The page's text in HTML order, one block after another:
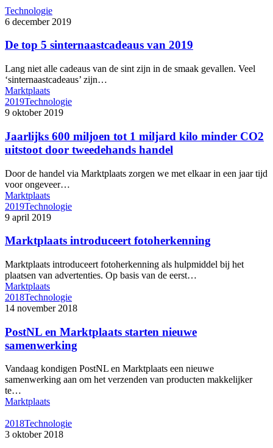
Technologie
6 december 2019
De top 5 sinternaastcadeaus van 2019
Lang niet alle cadeaus van de sint zijn in de smaak gevallen. Veel
‘sinternaastcadeaus’ zijn…
Marktplaats
2019Technologie
9 oktober 2019
Jaarlijks 600 miljoen tot 1 miljard kilo minder CO2
uitstoot door tweedehands handel
Door de handel via Marktplaats zorgen we met elkaar in een jaar tijd
voor ongeveer…
Marktplaats
2019Technologie
9 april 2019
Marktplaats introduceert fotoherkenning
Marktplaats introduceert fotoherkenning als hulpmiddel bij het
plaatsen van advertenties. Op basis van de eerst…
Marktplaats
2018Technologie
14 november 2018
PostNL en Marktplaats starten nieuwe
samenwerking
Vandaag kondigen PostNL en Marktplaats een nieuwe
samenwerking aan om het verzenden van producten makkelijker
te…
Marktplaats
2018Technologie
3 oktober 2018